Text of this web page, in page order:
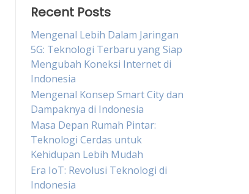
Recent Posts
Mengenal Lebih Dalam Jaringan
5G: Teknologi Terbaru yang Siap
Mengubah Koneksi Internet di
Indonesia
Mengenal Konsep Smart City dan
Dampaknya di Indonesia
Masa Depan Rumah Pintar:
Teknologi Cerdas untuk
Kehidupan Lebih Mudah
Era IoT: Revolusi Teknologi di
Indonesia